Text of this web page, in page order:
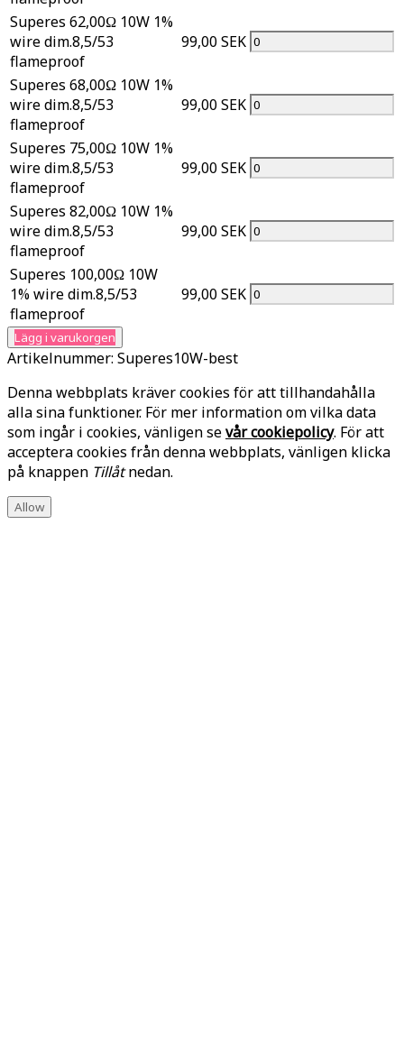
Superes 62,00Ω 10W 1%
wire dim.8,5/53
flameproof
99,00 SEK
Superes 68,00Ω 10W 1%
wire dim.8,5/53
flameproof
99,00 SEK
Superes 75,00Ω 10W 1%
wire dim.8,5/53
flameproof
99,00 SEK
Superes 82,00Ω 10W 1%
wire dim.8,5/53
flameproof
99,00 SEK
Superes 100,00Ω 10W
1% wire dim.8,5/53
flameproof
99,00 SEK
Lägg i varukorgen
Artikelnummer: Superes10W-best
Denna webbplats kräver cookies för att tillhandahålla
alla sina funktioner. För mer information om vilka data
som ingår i cookies, vänligen sevår cookiepolicy. För att
acceptera cookies från denna webbplats, vänligen klicka
på knappen Tillåtnedan.
Allow